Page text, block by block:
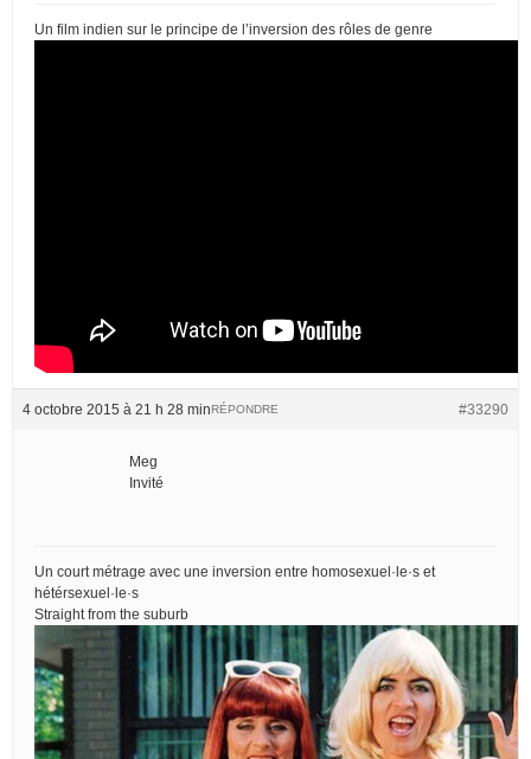
Un film indien sur le principe de l’inversion des rôles de genre
4 octobre 2015 à 21 h 28 min #33290
RÉPONDRE
Meg
Invité
Un court métrage avec une inversion entre homosexuel·le·s et
hétérsexuel·le·s
Straight from the suburb